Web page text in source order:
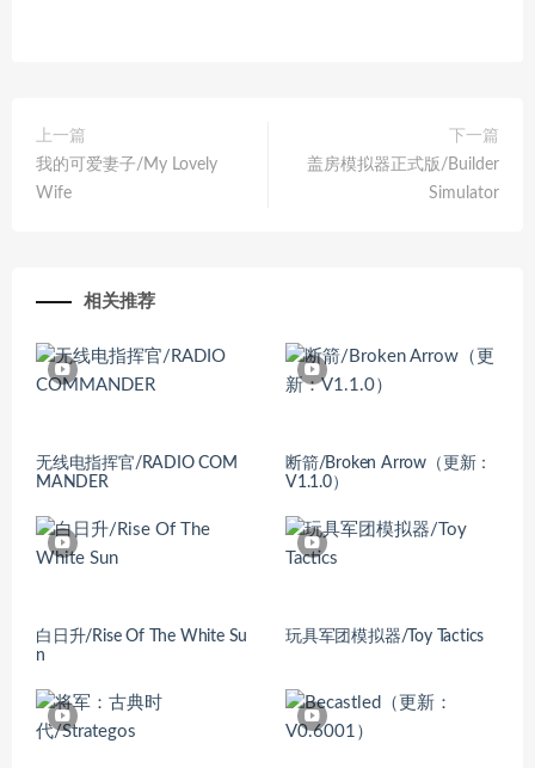
上一篇
我的可爱妻子/My Lovely
Wife
下一篇
盖房模拟器正式版/Builder
Simulator
相关推荐
无线电指挥官/RADIO COM
MANDER
断箭/Broken Arrow（更新：
V1.1.0）
白日升/Rise Of The White Su
n
玩具军团模拟器/Toy Tactics